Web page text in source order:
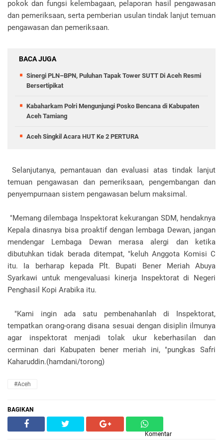
pokok dan fungsi kelembagaan, pelaporan hasil pengawasan
dan pemeriksaan, serta pemberian usulan tindak lanjut temuan
pengawasan dan pemeriksaan.
BACA JUGA
Sinergi PLN–BPN, Puluhan Tapak Tower SUTT Di Aceh Resmi
Bersertipikat
Kabaharkam Polri Mengunjungi Posko Bencana di Kabupaten
Aceh Tamiang
Aceh Singkil Acara HUT Ke 2 PERTURA
Selanjutanya, pemantauan dan evaluasi atas tindak lanjut
temuan pengawasan dan pemeriksaan, pengembangan dan
penyempurnaan sistem pengawasan belum maksimal.
"Memang dilembaga Inspektorat kekurangan SDM, hendaknya
Kepala dinasnya bisa proaktif dengan lembaga Dewan, jangan
mendengar Lembaga Dewan merasa alergi dan ketika
dibutuhkan tidak berada ditempat, "keluh Anggota Komisi C
itu. Ia berharap kepada Plt. Bupati Bener Meriah Abuya
Syarkawi untuk mengevaluasi kinerja Inspektorat di Negeri
Penghasil Kopi Arabika itu.
"Kami ingin ada satu pembenahanlah di Inspektorat,
tempatkan orang-orang disana sesuai dengan disiplin ilmunya
agar inspektorat menjadi tolak ukur keberhasilan dan
cerminan dari Kabupaten bener meriah ini, "pungkas Safri
Kaharuddin.(hamdani/torong)
#Aceh
BAGIKAN
Komentar